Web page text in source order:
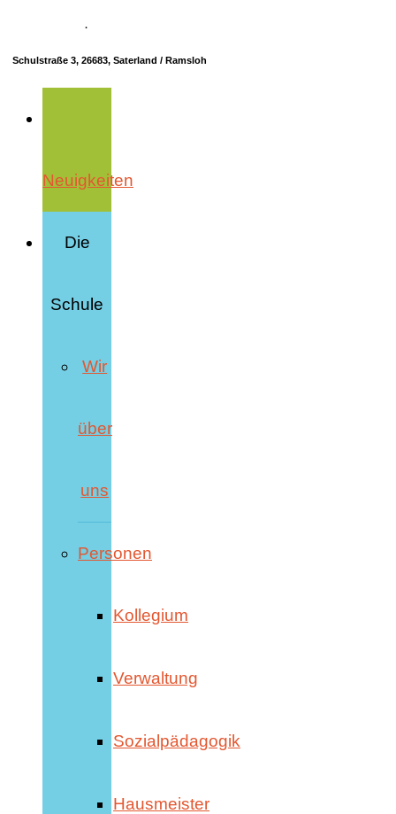
·
Schulstraße 3, 26683, Saterland / Ramsloh
Neuigkeiten
Die
Schule
Wir
über
uns
Personen
Kollegium
Verwaltung
Sozialpädagogik
Hausmeister